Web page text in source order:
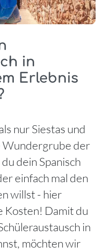
in
Erlebnis
nur Siestas und
Wundergrube der
dein Spanisch
einfach mal den
willst - hier
Kosten! Damit du
in
möchten wir